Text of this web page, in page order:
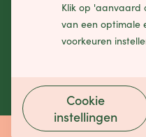
Made by
Klik op 'aanvaard
van een optimale
voorkeuren
Cookie
instellingen